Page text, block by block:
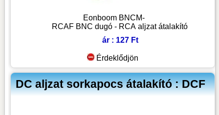
Eonboom BNCM-
RCAF BNC dugó - RCA aljzat átalakító
ár : 127 Ft
Érdeklődjön
DC aljzat sorkapocs átalakító : DCF